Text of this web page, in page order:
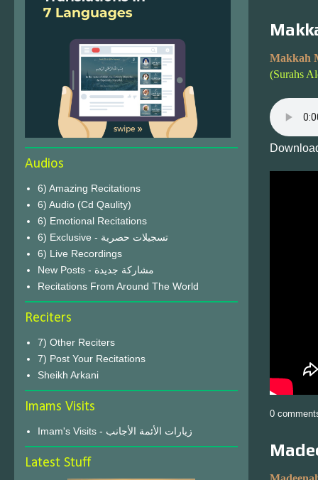
Makkah
(Surahs
0
Audios
6) Amazing Recitations
6) Audio (Cd Qaulity)
6) Emotional Recitations
6) Exclusive - تسجيلات حصرية
6) Live Recordings
New Posts - مشاركة جديدة
Recitations From Around The World
Reciters
7) Other Reciters
7) Post Your Recitations
Sheikh Arkani
Imams Visits
Imam's Visits - زيارات الأئمة الأجانب
Latest Stuff